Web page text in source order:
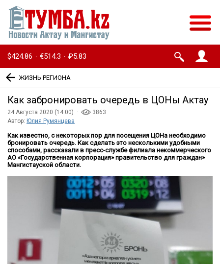
$424.86 · €514.3 · ₽5.83
ЖИЗНЬ РЕГИОНА
Как забронировать очередь в ЦОНы Актау
24 Августа 2020 (14:00) ·
3863
Автор: Юлия Румянцева
Как известно, с некоторых пор для посещения ЦОНа необходимо
бронировать очередь. Как сделать это несколькими удобными
способами, рассказали в пресс-службе филиала некоммерческого
АО «Государственная корпорация» правительство для граждан»
Мангистауской области.